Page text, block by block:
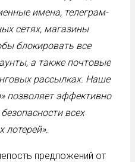
имена, телеграм-
сетях, магазины
блокировать все
а также почтовые
рассылках. Наше
позволяет эффективно
всех
лотерей».
предложений от